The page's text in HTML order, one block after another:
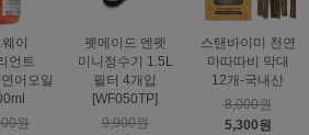
이
언트
어오일
원
펫메이드 엔펫
미니정수기 1.5L
필터 4개입
[WF050TP]
9,900원
스탠바이미 천연
마따따비 막대
12개-국내산
8,000원
5,300원